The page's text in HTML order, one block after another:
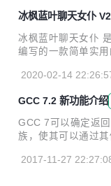
冰枫蓝叶聊天女仆
冰枫蓝叶聊天女仆
编写的一款简单实
主程序（maid.py）
dtimer.py）三个部
两种提问的回答 对
句来单独使用自带程序
'问句' '主人名字' '女仆名字' ./
2020-02-14
GCC 7.2 新功能介绍
GCC 7可以确定返
族，使其可以通过
回值选项选择控制
2017-11-27